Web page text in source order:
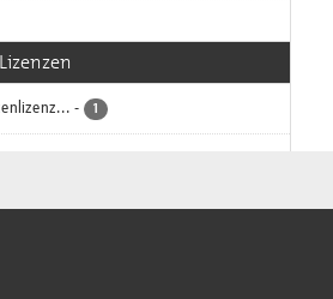
Lizenzen
- 1